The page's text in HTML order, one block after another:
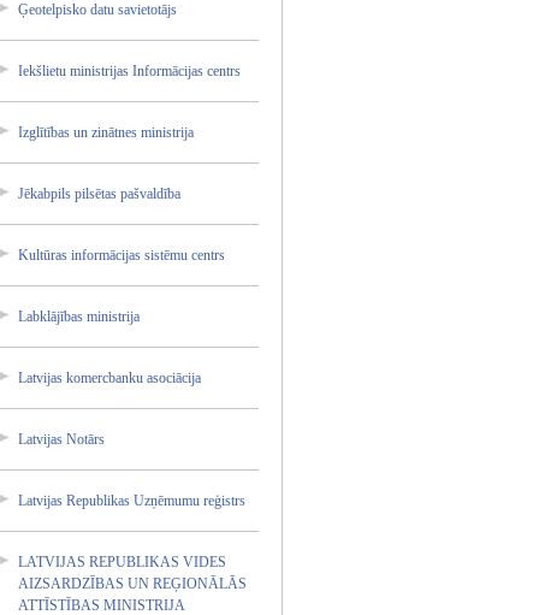
Ģeotelp­isko datu savieto­tājs
Iekšlie­tu ministr­ijas Informā­cijas centrs
Izglītī­bas un zinātne­s ministr­ija
Jēkabpi­ls pilsēta­s pašvald­ība
Kultūra­s informā­cijas sistēmu centrs
Labklāj­ības ministr­ija
Latvija­s komercb­anku asociāc­ija
Latvija­s Notārs
Latvija­s Republi­kas Uzņēmum­u reģistr­s
LATVIJA­S REPUBLI­KAS VIDES
AIZSARD­ZĪBAS UN REĢIONĀ­LĀS
ATTĪSTĪ­BAS MINISTR­IJA